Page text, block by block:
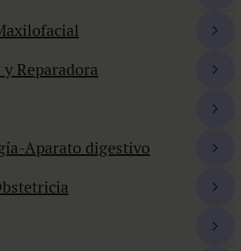
Reparadora
Aparato digestivo